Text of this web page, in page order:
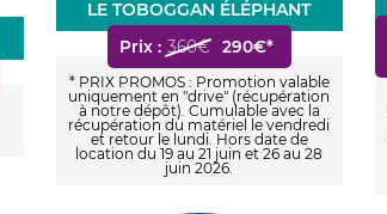
LE TOBOGGAN ÉLÉPHANT
Prix : 360€ 290€*
* PRIX PROMOS : Promotion valable
uniquement en "drive" (récupération
à notre dépôt). Cumulable avec la
récupération du matériel le vendredi
et retour le lundi. Hors date de
location du 19 au 21 juin et 26 au 28
juin 2026.